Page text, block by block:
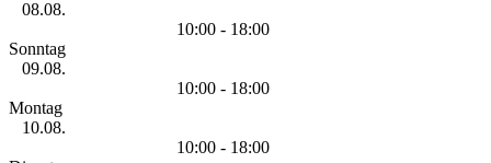
08.08.
10:00 - 18:00
Sonntag
09.08.
10:00 - 18:00
Montag
10.08.
10:00 - 18:00